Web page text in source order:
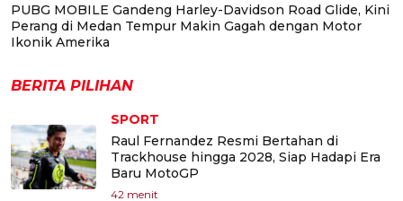
PUBG MOBILE Gandeng Harley-Davidson Road Glide, Kini
Perang di Medan Tempur Makin Gagah dengan Motor
Ikonik Amerika
BERITA PILIHAN
SPORT
Raul Fernandez Resmi Bertahan di
Trackhouse hingga 2028, Siap Hadapi Era
Baru MotoGP
42 menit